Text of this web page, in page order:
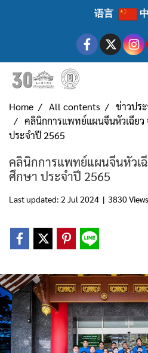
语言
Home All contents ข่าวปร
คลินิกการแพทย์แผนจีนหัวเฉีย
ประจำปี 2565
คลินิกการแพทย์แผนจีนหัวเ
ศึกษา ประจำปี 2565
Last updated: 2 Jul 2024 | 3830 Views